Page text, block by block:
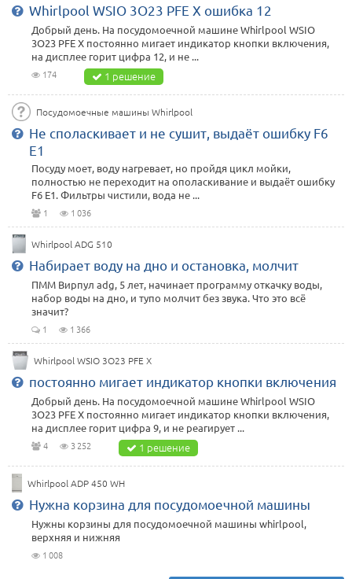
Whirlpool WSIO 3O23 PFE X ошибка 12
Добрый день. На посудомоечной машине Whirlpool WSIO
3O23 PFE X постоянно мигает индикатор кнопки включения,
на дисплее горит цифра 12, и не ...
174 1 решение
Посудомоечные машины Whirlpool
Не споласкивает и не сушит, выдаёт ошибку F6
E1
Посуду моет, воду нагревает, но пройдя цикл мойки,
полностью не переходит на ополаскивание и выдаёт ошибку
F6 E1. Фильтры чистили, вода не ...
1 1 036
Whirlpool ADG 510
Набирает воду на дно и остановка, молчит
ПММ Вирпул adg, 5 лет, начинает программу откачку воды,
набор воды на дно, и тупо молчит без звука. Что это всё
значит?
1 1 366
Whirlpool WSIO 3O23 PFE X
постоянно мигает индикатор кнопки включения
Добрый день. На посудомоечной машине Whirlpool WSIO
3O23 PFE X постоянно мигает индикатор кнопки включения,
на дисплее горит цифра 9, и не реагирует ...
4 3 252 1 решение
Whirlpool ADP 450 WH
Нужна корзина для посудомоечной машины
Нужны корзины для посудомоечной машины whirlpool,
верхняя и нижняя
1 008